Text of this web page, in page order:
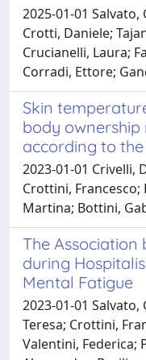
2025-01-01
Crotti, Daniele;
Crucianelli, Laura;
Corradi, Ettore;
Skin
body
according to
2023-01-01 Crivelli,
Crottini, Francesco;
Martina; Bottini,
The
during
Mental Fatigue
2023-01-01
Teresa; Crottini,
Valentini, Federica;